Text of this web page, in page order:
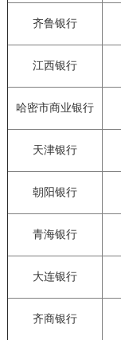
齐鲁银行
江西银行
哈密市商业银行
天津银行
朝阳银行
青海银行
大连银行
齐商银行